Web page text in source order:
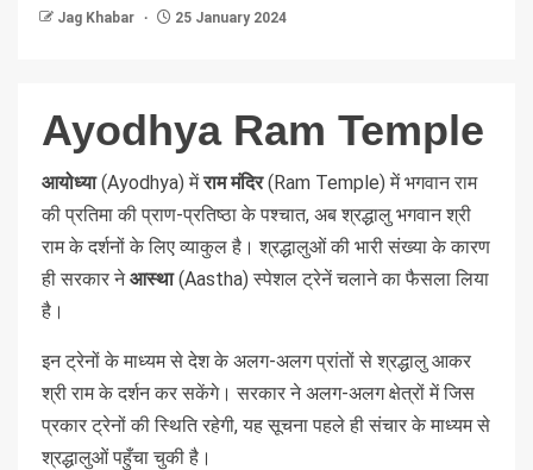
Jag Khabar 25 January 2024
Ayodhya Ram Temple
आयोध्या(Ayodhya) मेंराम मंदिर(Ram Temple) में भगवान राम
की प्रतिमा की प्राण-प्रतिष्ठा के पश्चात, अब श्रद्धालु भगवान श्री
राम के दर्शनों के लिए व्याकुल है। श्रद्धालुओं की भारी संख्या के कारण
ही सरकार नेआस्था(Aastha) स्पेशल ट्रेनें चलाने का फैसला लिया
है।
इन ट्रेनों के माध्यम से देश के अलग-अलग प्रांतों से श्रद्धालु आकर
श्री राम के दर्शन कर सकेंगे। सरकार ने अलग-अलग क्षेत्रों में जिस
प्रकार ट्रेनों की स्थिति रहेगी, यह सूचना पहले ही संचार के माध्यम से
श्रद्धालुओं पहुँचा चुकी है।